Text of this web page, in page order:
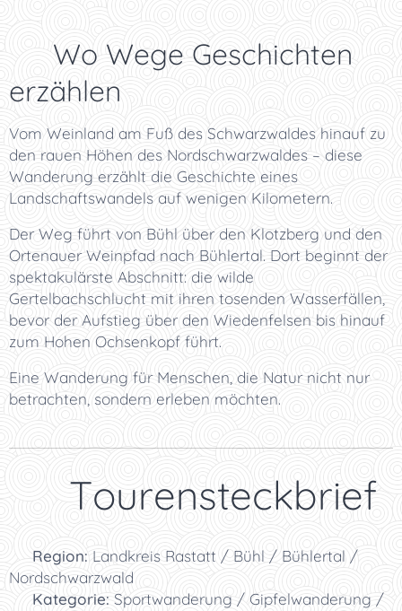
✨ Wo Wege Geschichten
erzählen
Vom Weinland am Fuß des Schwarzwaldes hinauf zu
den rauen Höhen des Nordschwarzwaldes – diese
Wanderung erzählt die Geschichte eines
Landschaftswandels auf wenigen Kilometern.
Der Weg führt von Bühl über den Klotzberg und den
Ortenauer Weinpfad nach Bühlertal. Dort beginnt der
spektakulärste Abschnitt: die wilde
Gertelbachschlucht mit ihren tosenden Wasserfällen,
bevor der Aufstieg über den Wiedenfelsen bis hinauf
zum Hohen Ochsenkopf führt.
Eine Wanderung für Menschen, die Natur nicht nur
betrachten, sondern erleben möchten.
📋 Tourensteckbrief
Region: Landkreis Rastatt / Bühl / Bühlertal /
Nordschwarzwald
Kategorie: Sportwanderung / Gipfelwanderung /